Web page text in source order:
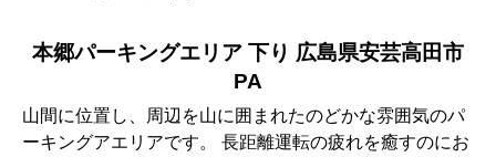
本郷パーキングエリア 下り 広島県安芸高田市
PA
山間に位置し、周辺を山に囲まれたのどかな雰囲気のパ
ーキングアエリアです。 長距離運転の疲れを癒すのにお